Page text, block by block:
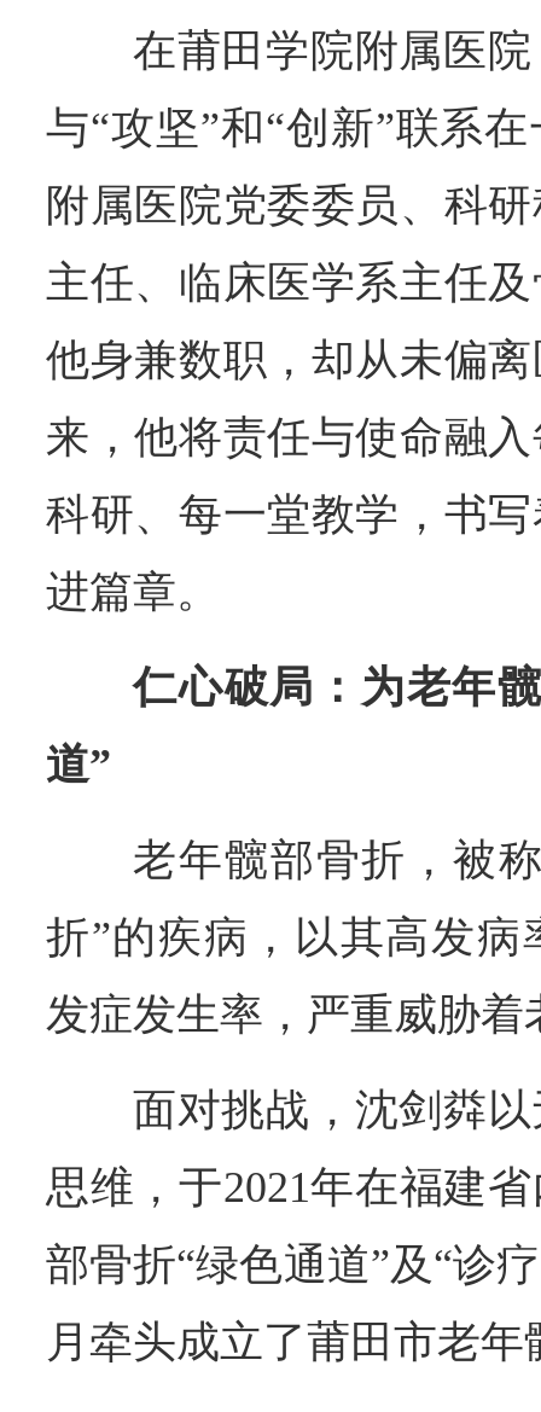
在莆田学院附属医
与“攻坚”和“创新”联系
附属医院党委委员、科
主任、临床医学系主任
他身兼数职，却从未偏
来，他将责任与使命融
科研、每一堂教学，书
进篇章。
仁心破局：为老年
道”
老年髋部骨折，被
折”的疾病，以其高发
发症发生率，严重威胁
面对挑战，沈剑粦
思维，于2021年在福建
部骨折“绿色通道”及“诊
月牵头成立了莆田市老